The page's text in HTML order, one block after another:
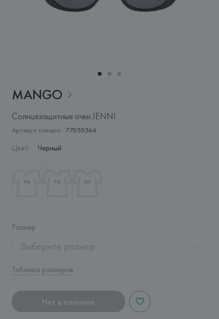
MANGO
Солнцезащитные очки JENNI
Артикул товара: 77050564
Цвет: Черный
Размер:
Выберите размер
Таблица размеров
Нет в наличии